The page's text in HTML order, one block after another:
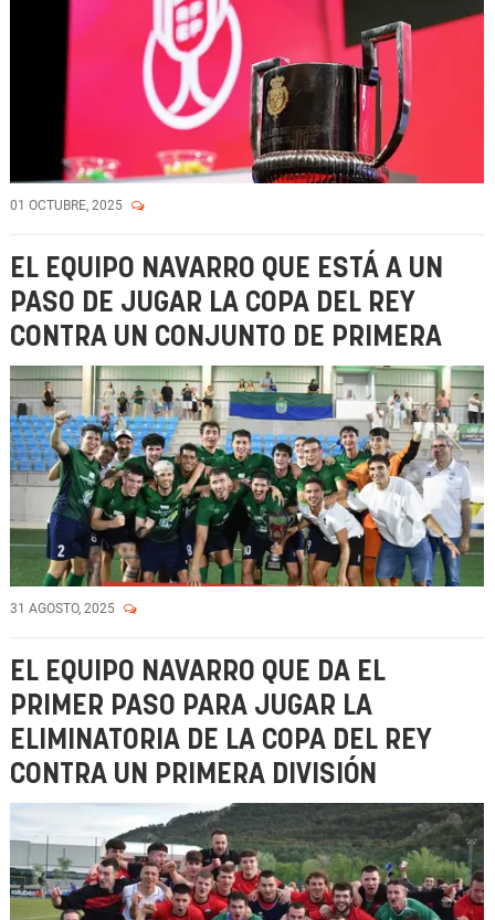
01 OCTUBRE, 2025
EL EQUIPO NAVARRO QUE ESTÁ A UN
PASO DE JUGAR LA COPA DEL REY
CONTRA UN CONJUNTO DE PRIMERA
31 AGOSTO, 2025
EL EQUIPO NAVARRO QUE DA EL
PRIMER PASO PARA JUGAR LA
ELIMINATORIA DE LA COPA DEL REY
CONTRA UN PRIMERA DIVISIÓN